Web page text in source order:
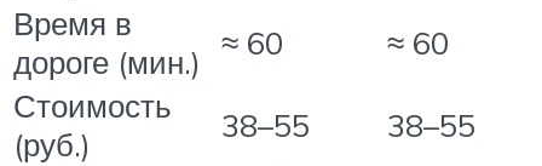
Время в
дороге (мин.)
≈ 60
≈ 60
Стоимость
(руб.)
38–55
38–55